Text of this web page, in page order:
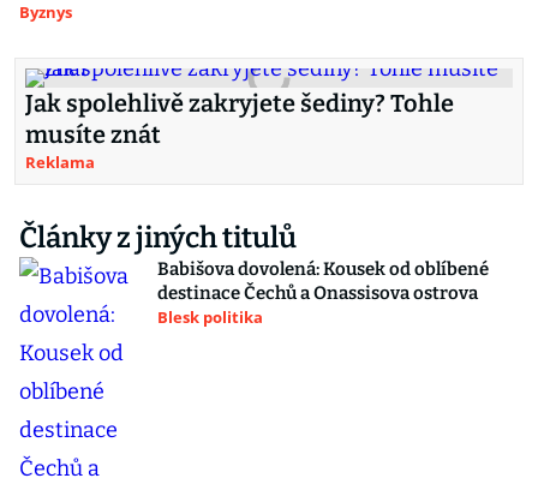
Byznys
Jak spolehlivě zakryjete šediny? Tohle
musíte znát
Reklama
Články z jiných titulů
Babišova dovolená: Kousek od oblíbené
destinace Čechů a Onassisova ostrova
Blesk politika